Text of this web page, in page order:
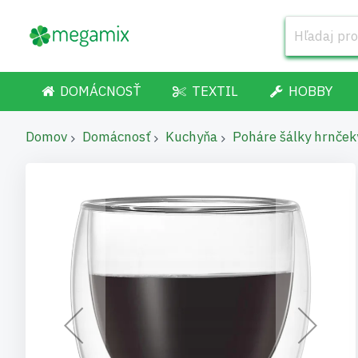
DOMÁCNOSŤ TEXTIL HOBBY
Domov Domácnosť Kuchyňa Poháre šálky
koniec
galérie
obrázkov